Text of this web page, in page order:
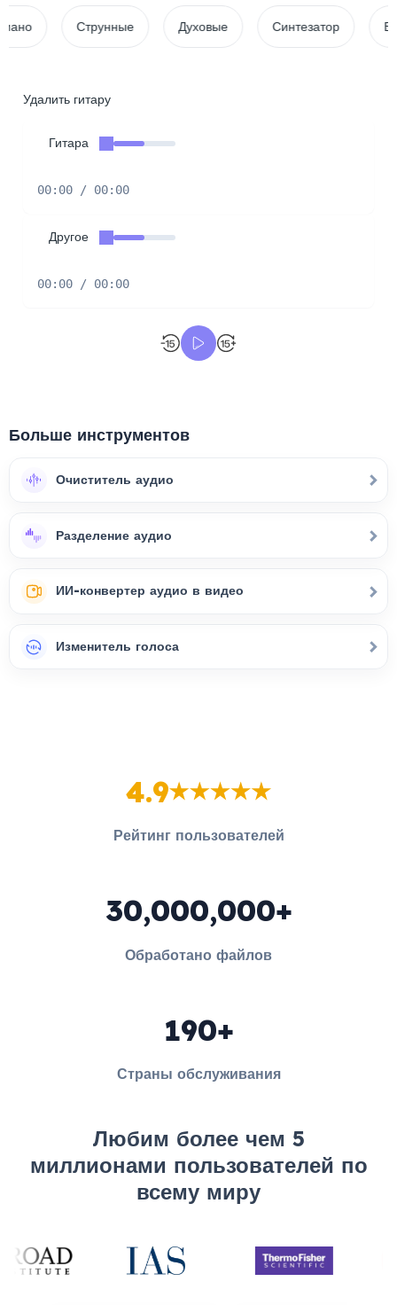
Струнные Духовые Синтезатор
Удалить гитару
Гитара
00:00 / 00:00
Другое
00:00 / 00:00
Больше инструментов
Очиститель аудио
Разделение аудио
ИИ-конвертер аудио в видео
Изменитель голоса
4.9
Рейтинг пользователей
30,000,000+
Обработано файлов
190+
Страны обслуживания
Любим более чем 5
миллионами пользователей по
всему миру